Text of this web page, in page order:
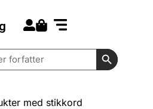
Search
med stikkord